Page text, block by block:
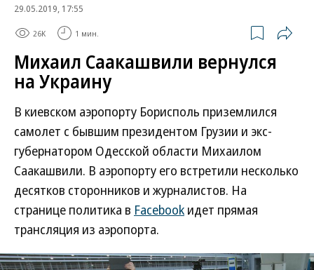
29.05.2019, 17:55
26K 1 мин.
Михаил Саакашвили вернулся
на Украину
В киевском аэропорту Борисполь приземлился
самолет с бывшим президентом Грузии и экс-
губернатором Одесской области Михаилом
Саакашвили. В аэропорту его встретили несколько
десятков сторонников и журналистов. На
странице политика в Facebook идет прямая
трансляция из аэропорта.